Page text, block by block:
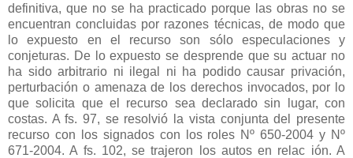
definitiva, que no se ha practicado porque las obras no se
encuentran concluidas por razones técnicas, de modo que
lo expuesto en el recurso son sólo especulaciones y
conjeturas. De lo expuesto se desprende que su actuar no
ha sido arbitrario ni ilegal ni ha podido causar privación,
perturbación o amenaza de los derechos invocados, por lo
que solicita que el recurso sea declarado sin lugar, con
costas. A fs. 97, se resolvió la vista conjunta del presente
recurso con los signados con los roles Nº 650-2004 y Nº
671-2004. A fs. 102, se trajeron los autos en relac ión. A